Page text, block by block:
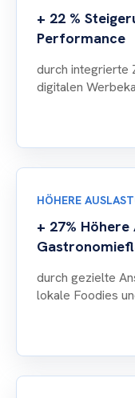
+ 22 %
Performance
durch integrierte
digitalen
HÖHERE
+ 27%
durch gezielte
lokale Foodies